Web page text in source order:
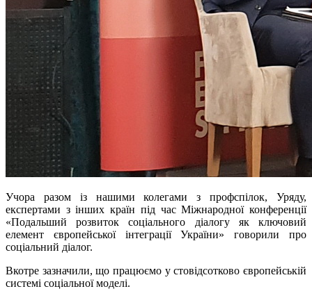
Учора разом із нашими колегами з профспілок, Уряду,
експертами з інших країн під час Міжнародної конференції
«Подальший розвиток соціального діалогу як ключовий
елемент європейської інтеграції України» говорили про
соціальний діалог.
Вкотре зазначили, що працюємо у стовідсотково європейській
системі соціальної моделі.